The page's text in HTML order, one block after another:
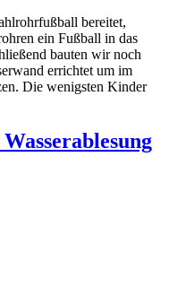
bereitet,
ein Fußball in das
bauten wir noch
errichtet um im
Die wenigsten Kinder